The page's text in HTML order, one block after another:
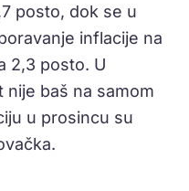
posto, dok se u
inflacije na
2,3 posto. U
baš na samom
u prosincu su